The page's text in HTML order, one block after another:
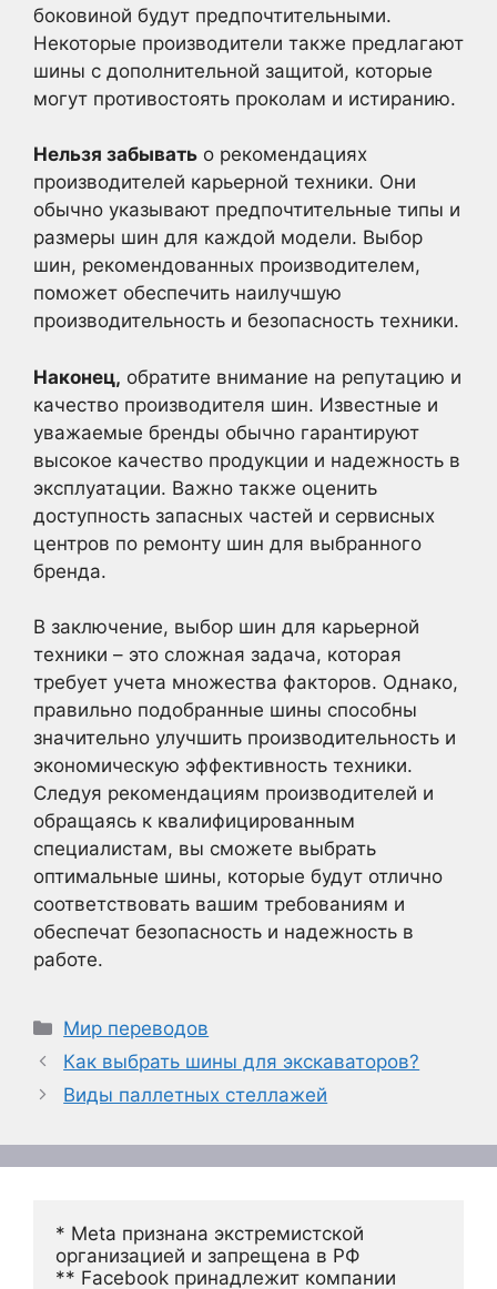
боковиной будут предпочтительными.
Некоторые производители также предлагают
шины с дополнительной защитой, которые
могут противостоять проколам и истиранию.
Нельзя забывать о рекомендациях
производителей карьерной техники. Они
обычно указывают предпочтительные типы и
размеры шин для каждой модели. Выбор
шин, рекомендованных производителем,
поможет обеспечить наилучшую
производительность и безопасность техники.
Наконец, обратите внимание на репутацию и
качество производителя шин. Известные и
уважаемые бренды обычно гарантируют
высокое качество продукции и надежность в
эксплуатации. Важно также оценить
доступность запасных частей и сервисных
центров по ремонту шин для выбранного
бренда.
В заключение, выбор шин для карьерной
техники – это сложная задача, которая
требует учета множества факторов. Однако,
правильно подобранные шины способны
значительно улучшить производительность и
экономическую эффективность техники.
Следуя рекомендациям производителей и
обращаясь к квалифицированным
специалистам, вы сможете выбрать
оптимальные шины, которые будут отлично
соответствовать вашим требованиям и
обеспечат безопасность и надежность в
работе.
Рубрики
Мир переводов
Как выбрать шины для экскаваторов?
Виды паллетных стеллажей
* Meta признана экстремистской
организацией и запрещена в РФ
** Facebook принадлежит компании